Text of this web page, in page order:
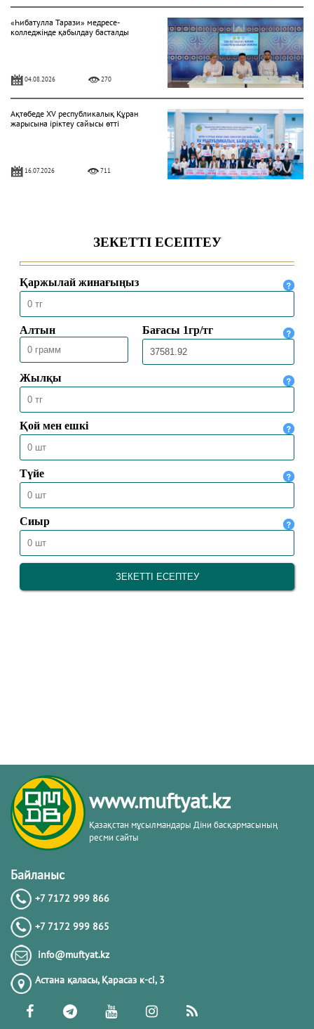
«Һибатулла Тарази» медресе-
колледжінде қабылдау басталды
04.08.2026 270
Ақтөбеде XV республикалық Құран
жарысына іріктеу сайысы өтті
16.07.2026 711
15.07.2026 2251
ҚМДБ-ның Түркиядағы өкілі
Коньядағы қазақстандық
студенттермен кездесті
13.07.2026
www.muftyat.kz
Қазақстан мұсылмандары Діни басқармасының
ресми сайты
Байланыс
+7 7172 999 866
+7 7172 999 865
info@muftyat.kz
Астана қаласы, Қарасаз к-сi, 3